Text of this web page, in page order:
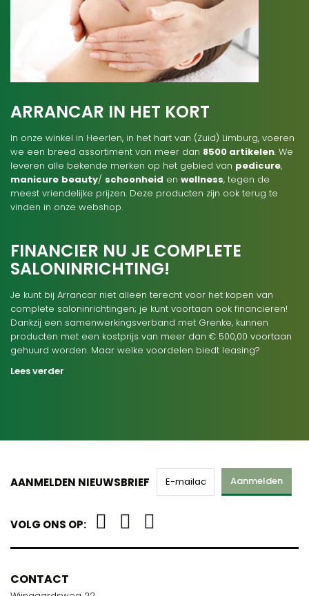
ARRANCAR IN HET KORT
In onze winkel in Heerlen, in het hart van (Zuid) Limburg, voeren
we een breed assortiment van meer dan 8500 artikelen. We
leveren alle bekende merken op het gebied van pedicure,
manicure beauty/ schoonheid en wellness, tegen de
meest vriendelijke prijzen. Deze producten zijn ook terug te
vinden in onze webshop.
FINANCIER NU JE COMPLETE
SALONINRICHTING!
Je kunt bij Arrancar niet alleen terecht voor het kopen van
complete saloninrichtingen; je kunt voortaan ook financieren!
Dankzij een samenwerkingsverband met Grenke, kunnen
producten met een kostprijs van meer dan € 500,00 voortaan
gehuurd worden. Maar welke voordelen biedt leasing?
Lees verder
AANMELDEN NIEUWSBRIEF Aanmelden
VOLG ONS OP:
CONTACT